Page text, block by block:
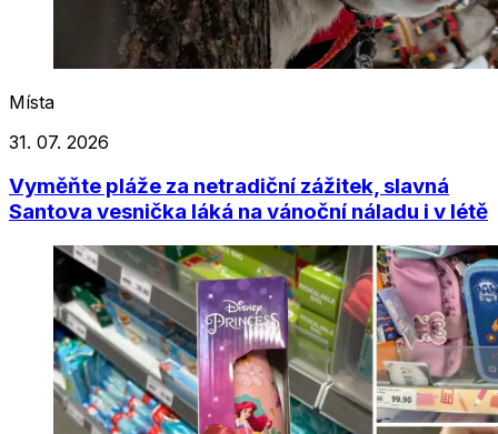
Místa
31. 07. 2026
Vyměňte pláže za netradiční zážitek, slavná
Santova vesnička láká na vánoční náladu i v létě